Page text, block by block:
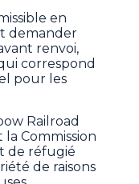
en
demander
renvoi,
correspond
pour les
Railroad
Commission
de réfugié
de raisons